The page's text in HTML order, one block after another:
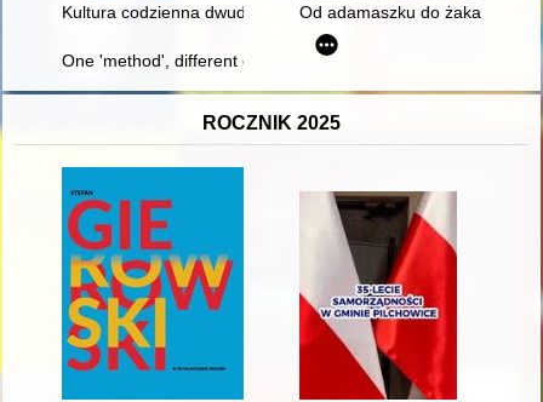
Kultura codzienna dwudziestoleciaOd adamaszku do żakardu :
One 'method', different experiences? : socialist realism in
ROCZNIK 2025